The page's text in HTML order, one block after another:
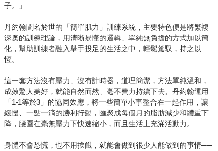
子。」
丹約翰聞名於世的「簡單肌力」訓練系統，主要特色便是將繁複
深奧的訓練理論，用清晰易懂的邏輯、單純無負擔的方式加以簡
化，幫助訓練者融入舉手投足的生活之中，輕鬆駕馭，持之以
恆。
這一套方法沒有壓力、沒有計時器，道理簡潔，方法單純溫和，
成效驚人美好，就能自然而然、毫不費力持續下去。丹約翰運用
「1-1等於3」的協同效應，將一些簡單小事整合在一起作用，讓
緩慢、一點一滴的勝利行動，匯聚成每個月的脂肪減少和體重下
降，腰圍在毫無壓力下快速縮小，而且生活上充滿活動力。
身體不會恐慌，也不用挨餓，就能會做到很少人能做到的事情──